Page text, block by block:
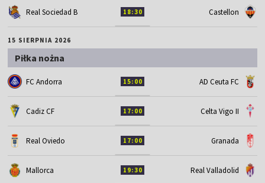
Real Sociedad B 18:30 Castellon
15 SIERPNIA 2026
Piłka nożna
FC Andorra 15:00 AD Ceuta FC
Cadiz CF 17:00 Celta Vigo II
Real Oviedo 17:00 Granada
Mallorca 19:30 Real Valladolid